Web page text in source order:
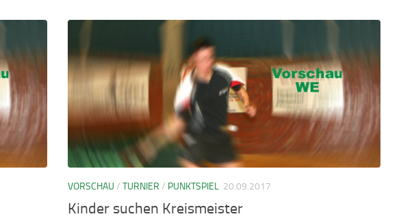
VORSCHAU / TURNIER / PUNKTSPIEL 20.09.2017
Kinder suchen Kreismeister